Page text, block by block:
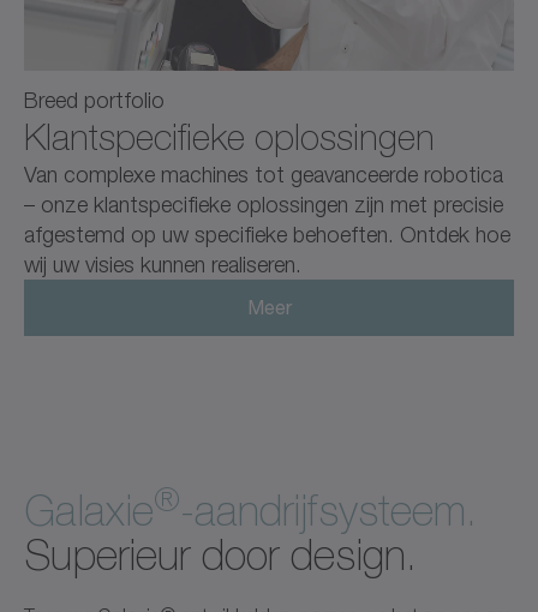
Breed portfolio
Klantspecifieke oplossingen
Van complexe machines tot geavanceerde robotica
– onze klantspecifieke oplossingen zijn met precisie
afgestemd op uw specifieke behoeften. Ontdek hoe
wij uw visies kunnen realiseren.
Meer
Galaxie®-aandrijfsysteem.
Superieur door design.